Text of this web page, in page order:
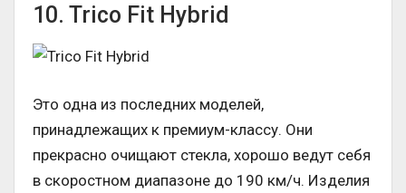
10. Trico Fit Hybrid
Это одна из последних моделей,
принадлежащих к премиум-классу. Они
прекрасно очищают стекла, хорошо ведут себя
в скоростном диапазоне до 190 км/ч. Изделия